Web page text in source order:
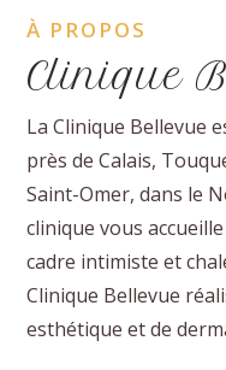
À PROPOS
Clinique
La Clinique Bellevue
près de Calais,
Saint-Omer, dans le
clinique vous
cadre intimiste et
Clinique Bellevue
esthétique et de